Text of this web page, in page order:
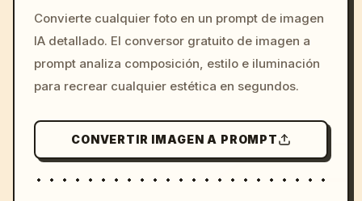
c, cyberpunk sunset, neon
colors, 8k --v 6.0
Convierte cualquier foto en un prompt de imagen
IA detallado. El conversor gratuito de imagen a
prompt analiza composición, estilo e iluminación
para recrear cualquier estética en segundos.
CONVERTIR IMAGEN A PROMPT